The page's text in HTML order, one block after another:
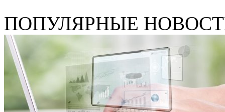
ПОПУЛЯРНЫЕ